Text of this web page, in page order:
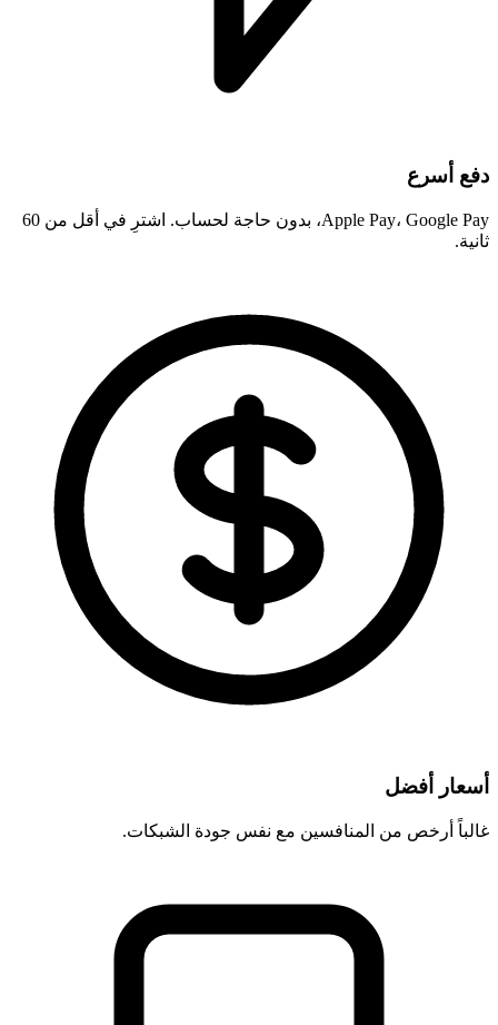
دفع أسرع
Apple Pay، Google Pay، بدون حاجة لحساب. اشترِ في أقل من 60
ثانية.
أسعار أفضل
غالباً أرخص من المنافسين مع نفس جودة الشبكات.